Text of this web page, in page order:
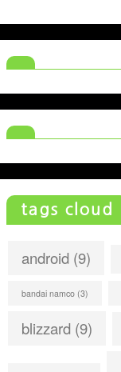
tags cloud
android(9)
bandai namco(3)
blizzard(9)